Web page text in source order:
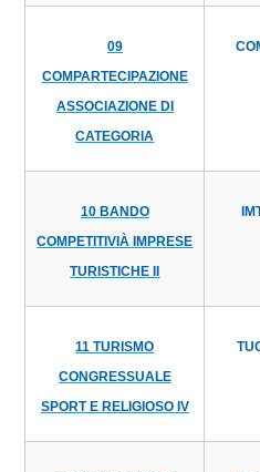
09
COMPARTECIPAZIONE
ASSOCIAZIONE DI
CATEGORIA
10 BANDO
COMPETITIVIÀ IMPRESE
TURISTICHE II
11 TURISMO
CONGRESSUALE
SPORT E RELIGIOSO IV